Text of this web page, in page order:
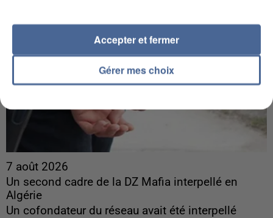
7 août 2026
Un second cadre de la DZ Mafia interpellé en
Algérie
Un cofondateur du réseau avait été interpellé
Gérer mes choix
Accepter et fermer